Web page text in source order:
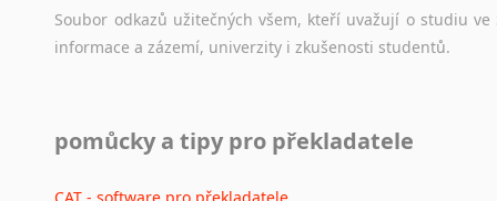
Soubor odkazů užitečných všem, kteří uvažují o studiu ve
informace a zázemí, univerzity i zkušenosti studentů.
Odkazy poskytující cenné informace nekomerčního
pomůcky a tipy pro překladatele